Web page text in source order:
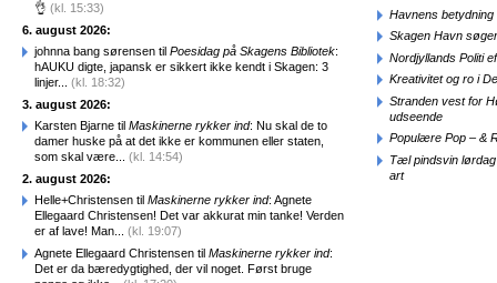
👌 (kl. 15:33)
6. august 2026:
johnna bang sørensen til Poesidag på Skagens Bibliotek:
hAUKU digte, japansk er sikkert ikke kendt i Skagen: 3
linjer... (kl. 18:32)
3. august 2026:
Karsten Bjarne til Maskinerne rykker ind: Nu skal de to
damer huske på at det ikke er kommunen eller staten,
som skal være... (kl. 14:54)
2. august 2026:
Helle+Christensen til Maskinerne rykker ind: Agnete
Ellegaard Christensen! Det var akkurat min tanke! Verden
er af lave! Man... (kl. 19:07)
Agnete Ellegaard Christensen til Maskinerne rykker ind:
Det er da bæredygtighed, der vil noget. Først bruge
Havnens betydning
Skagen Havn
Nordjyllands Politi
Kreativitet og ro i
Stranden vest for
udseende
Populære Pop – &
Tæl pindsvin
art